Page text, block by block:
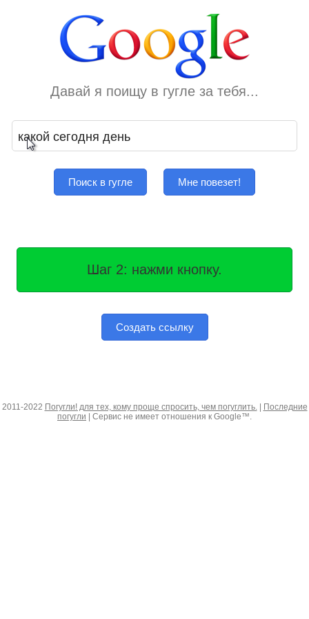
Давай я поищу в гугле за тебя...
Поиск в гугле Мне повезет!
Шаг 2: нажми кнопку.
Создать ссылку
2011-2022 Погугли! для тех, кому проще спросить, чем погуглить.|
Последние
погугли | Сервис не имеет отношения к Google™.